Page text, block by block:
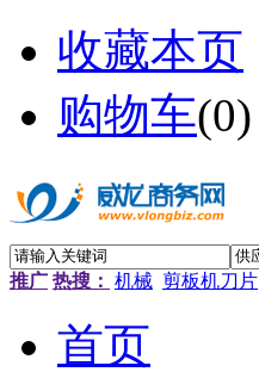
收藏本页
购物车(0)
推广 热搜： 机械 剪板机刀片
首页